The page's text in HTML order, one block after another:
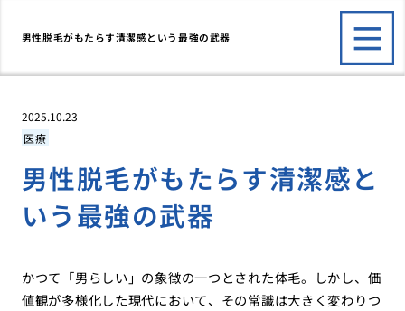
男性脱毛がもたらす清潔感という最強の武器
2025.10.23
医療
男性脱毛がもたらす清潔感と
いう最強の武器
かつて「男らしい」の象徴の一つとされた体毛。しかし、価
値観が多様化した現代において、その常識は大きく変わりつ